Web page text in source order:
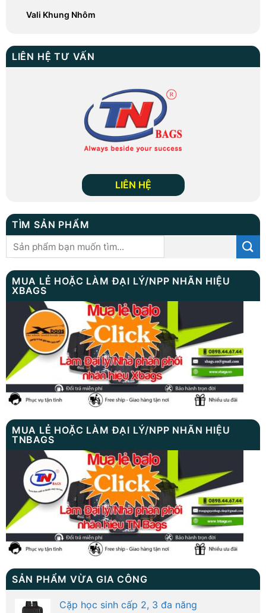
Vali Khung Nhôm
LIÊN HỆ TƯ VẤN
LIÊN HỆ
TÌM SẢN PHẨM
Tìm
kiếm:
MUA LẺ HOẶC LÀM ĐẠI LÝ/NPP NHÃN HIỆU
XBAGS
MUA LẺ HOẶC LÀM ĐẠI LÝ/NPP NHÃN HIỆU
TNBAGS
SẢN PHẨM VỪA GIA CÔNG
Cặp học sinh cấp 2, 3 đa năng